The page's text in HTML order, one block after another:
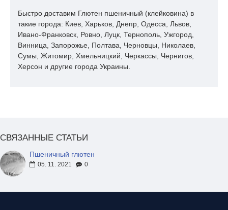
распространённая среди них — целиакия, которая вызывает
пищевые расстройства и аллергии. Поэтому во многих
странах производители должны обязательно предупреждать
потребителей о наличии пшеничной клейковины в продукции
с помощью маркировки на упаковке.
тесто, улучшает его консистенцию, увеличивает объём и
обработке продуктов. Пшеничный глютен также используется
в следующих отраслях:
Быстро доставим Глютен пшеничный (клейковина) в
такие города: Киев, Харьков, Днепр, Одесса, Львов,
Ивано-Франковск, Ровно, Луцк, Тернополь, Ужгород,
Винница, Запорожье, Полтава, Черновцы, Николаев,
Сумы, Житомир, Хмельницкий, Черкассы, Чернигов,
Херсон и другие города Украины.
СВЯЗАННЫЕ СТАТЬИ
Пшеничный глютен
05. 11. 2021 0